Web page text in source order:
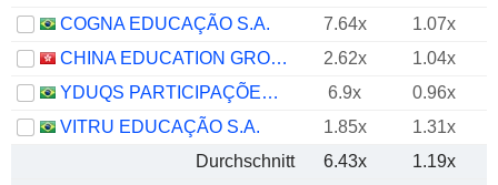
COGNA EDUCAÇÃO S.A.
7.64x
1.07x
CHINA EDUCATION GROUP HOLDINGS LIMITED
2.62x
1.04x
YDUQS PARTICIPAÇÕES S.A.
6.9x
0.96x
VITRU EDUCAÇÃO S.A.
1.85x
1.31x
Durchschnitt
6.43x
1.19x